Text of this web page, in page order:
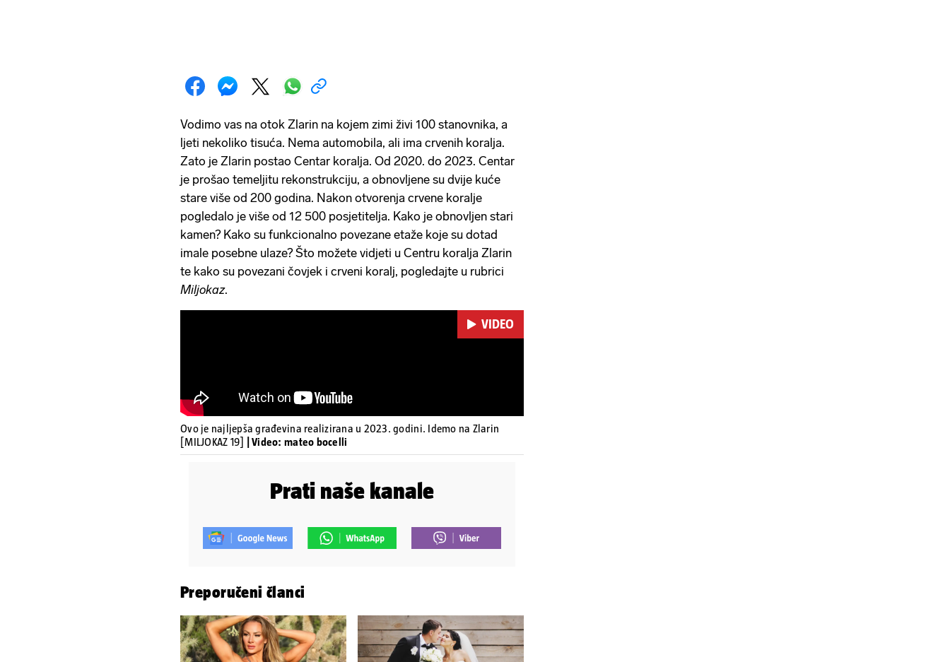
Vodimo vas na otok Zlarin na kojem zimi živi 100 stanovnika, a
ljeti nekoliko tisuća. Nema automobila, ali ima crvenih koralja.
Zato je Zlarin postao Centar koralja. Od 2020. do 2023. Centar
je prošao temeljitu rekonstrukciju, a obnovljene su dvije kuće
stare više od 200 godina. Nakon otvorenja crvene koralje
pogledalo je više od 12 500 posjetitelja. Kako je obnovljen stari
kamen? Kako su funkcionalno povezane etaže koje su dotad
imale posebne ulaze? Što možete vidjeti u Centru koralja Zlarin
te kako su povezani čovjek i crveni koralj, pogledajte u rubrici
Miljokaz.
VIDEO
Ovo je najljepša građevina realizirana u 2023. godini. Idemo na Zlarin
[MILJOKAZ 19]
| Video: mateo bocelli
Prati naše kanale
Preporučeni članci